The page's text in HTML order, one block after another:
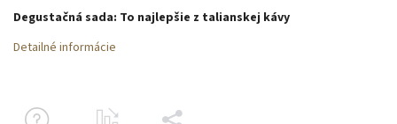
Degustačná sada: To najlepšie z talianskej kávy
Detailné informácie